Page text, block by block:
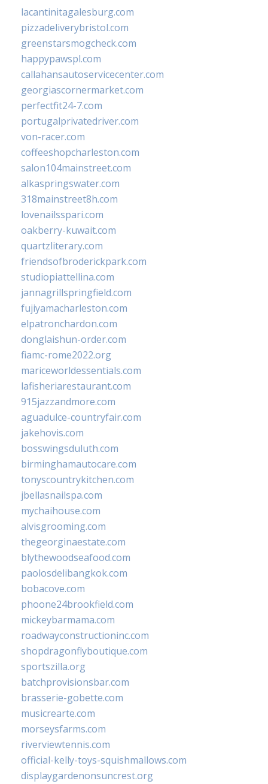
lacantinitagalesburg.com
pizzadeliverybristol.com
greenstarsmogcheck.com
happypawspl.com
callahansautoservicecenter.com
georgiascornermarket.com
perfectfit24-7.com
portugalprivatedriver.com
von-racer.com
coffeeshopcharleston.com
salon104mainstreet.com
alkaspringswater.com
318mainstreet8h.com
lovenailsspari.com
oakberry-kuwait.com
quartzliterary.com
friendsofbroderickpark.com
studiopiattellina.com
jannagrillspringfield.com
fujiyamacharleston.com
elpatronchardon.com
donglaishun-order.com
fiamc-rome2022.org
mariceworldessentials.com
lafisheriarestaurant.com
915jazzandmore.com
aguadulce-countryfair.com
jakehovis.com
bosswingsduluth.com
birminghamautocare.com
tonyscountrykitchen.com
jbellasnailspa.com
mychaihouse.com
alvisgrooming.com
thegeorginaestate.com
blythewoodseafood.com
paolosdelibangkok.com
bobacove.com
phoone24brookfield.com
mickeybarmama.com
roadwayconstructioninc.com
shopdragonflyboutique.com
sportszilla.org
batchprovisionsbar.com
brasserie-gobette.com
musicrearte.com
morseysfarms.com
riverviewtennis.com
official-kelly-toys-squishmallows.com
displaygardenonsuncrest.org